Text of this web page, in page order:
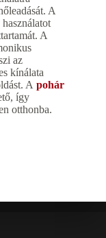
A
A
az
kínálata
A pohár
így
otthonba.